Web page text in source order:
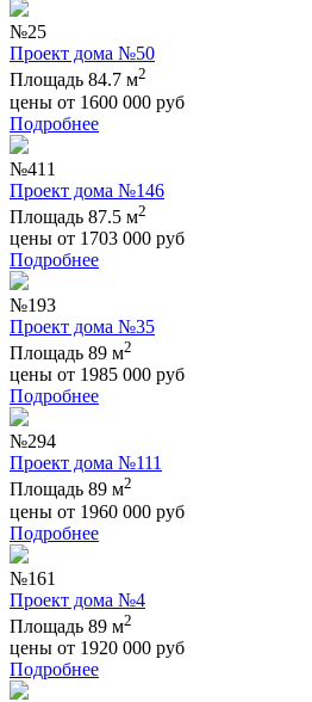
№25
Проект дома №50
Площадь 84.7 м2
цены от 1600 000 руб
Подробнее
№411
Проект дома №146
Площадь 87.5 м2
цены от 1703 000 руб
Подробнее
№193
Проект дома №35
Площадь 89 м2
цены от 1985 000 руб
Подробнее
№294
Проект дома №111
Площадь 89 м2
цены от 1960 000 руб
Подробнее
№161
Проект дома №4
Площадь 89 м2
цены от 1920 000 руб
Подробнее